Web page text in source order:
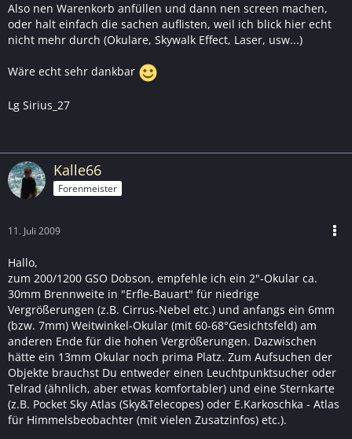
Also nen Warenkorb anfüllen und dann nen screen machen,
oder halt einfach die sachen auflisten, weil ich blick hier echt
nicht mehr durch (Okulare, Skywalk Effect, Laser, usw...)
Wäre echt sehr dankbar
Lg Sirius_27
Kalle66
Forenmeister
11. Juli 2009
Hallo,
zum 200/1200 GSO Dobson, empfehle ich ein 2"-Okular ca.
30mm Brennweite in "Erfle-Bauart" für niedrige
Vergrößerungen (z.B. Cirrus-Nebel etc.) und anfangs ein 6mm
(bzw. 7mm) Weitwinkel-Okular (mit 60-68°Gesichtsfeld) am
anderen Ende für die hohen Vergrößerungen. Dazwischen
hätte ein 13mm Okular noch prima Platz. Zum Aufsuchen der
Objekte brauchst Du entweder einen Leuchtpunktsucher oder
Telrad (ähnlich, aber etwas komfortabler) und eine Sternkarte
(z.B. Pocket Sky Atlas (Sky&Telecopes) oder E.Karkoschka - Atlas
für Himmelsbeobachter (mit vielen Zusatzinfos) etc.).